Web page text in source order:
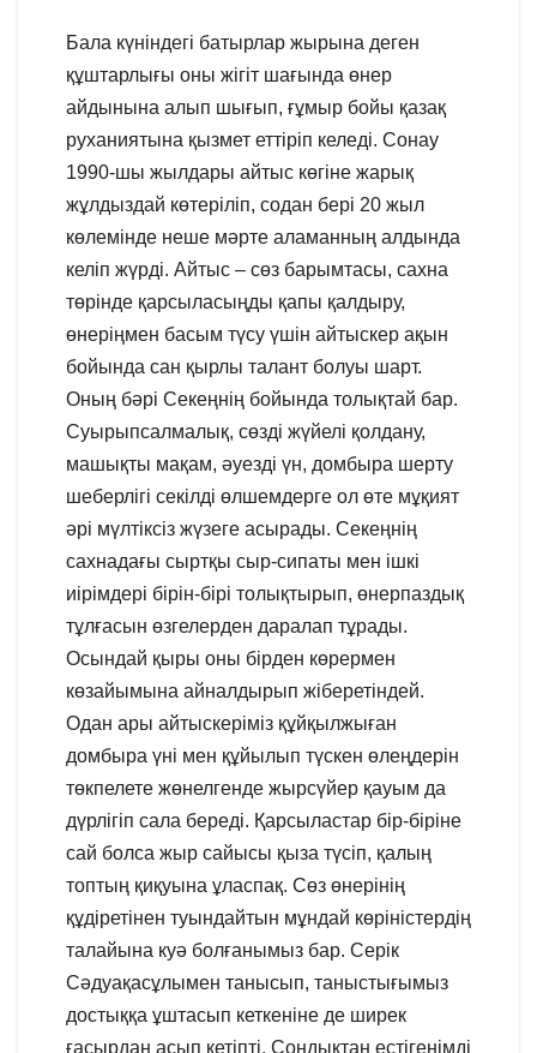
Бала күніндегі батырлар жырына деген
құштарлығы оны жігіт шағында өнер
айдынына алып шығып, ғұмыр бойы қазақ
руханиятына қызмет еттіріп келеді. Сонау
1990-шы жылдары айтыс көгіне жарық
жұлдыздай көтеріліп, содан бері 20 жыл
көлемінде неше мәрте аламанның алдында
келіп жүрді. Айтыс – сөз барымтасы, сахна
төрінде қарсыласыңды қапы қалдыру,
өнеріңмен басым түсу үшін айтыскер ақын
бойында сан қырлы талант болуы шарт.
Оның бәрі Секеңнің бойында толықтай бар.
Суырыпсалмалық, сөзді жүйелі қолдану,
машықты мақам, әуезді үн, домбыра шерту
шеберлігі секілді өлшемдерге ол өте мұқият
әрі мүлтіксіз жүзеге асырады. Секеңнің
сахнадағы сыртқы сыр-сипаты мен ішкі
иірімдері бірін-бірі толықтырып, өнерпаздық
тұлғасын өзгелерден даралап тұрады.
Осындай қыры оны бірден көрермен
көзайымына айналдырып жіберетіндей.
Одан ары айтыскеріміз құйқылжыған
домбыра үні мен құйылып түскен өлеңдерін
төкпелете жөнелгенде жырсүйер қауым да
дүрлігіп сала береді. Қарсыластар бір-біріне
сай болса жыр сайысы қыза түсіп, қалың
топтың қиқуына ұласпақ. Сөз өнерінің
құдіретінен туындайтын мұндай көріністердің
талайына куә болғанымыз бар. Серік
Сәдуақасұлымен танысып, таныстығымыз
достыққа ұштасып кеткеніне де ширек
ғасырдан асып кетіпті. Сондықтан естігенімді